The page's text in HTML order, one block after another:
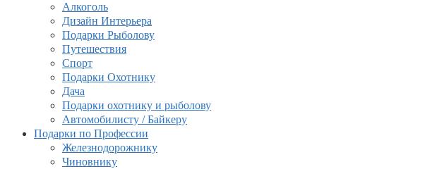
Алкоголь
Дизайн Интерьера
Подарки Рыболову
Путешествия
Спорт
Подарки Охотнику
Дача
Подарки охотнику и рыболову
Автомобилисту / Байкеру
Подарки по Профессии
Железнодорожнику
Чиновнику